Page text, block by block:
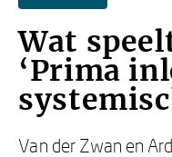
Wat
‘Prima
Van der Zwan en